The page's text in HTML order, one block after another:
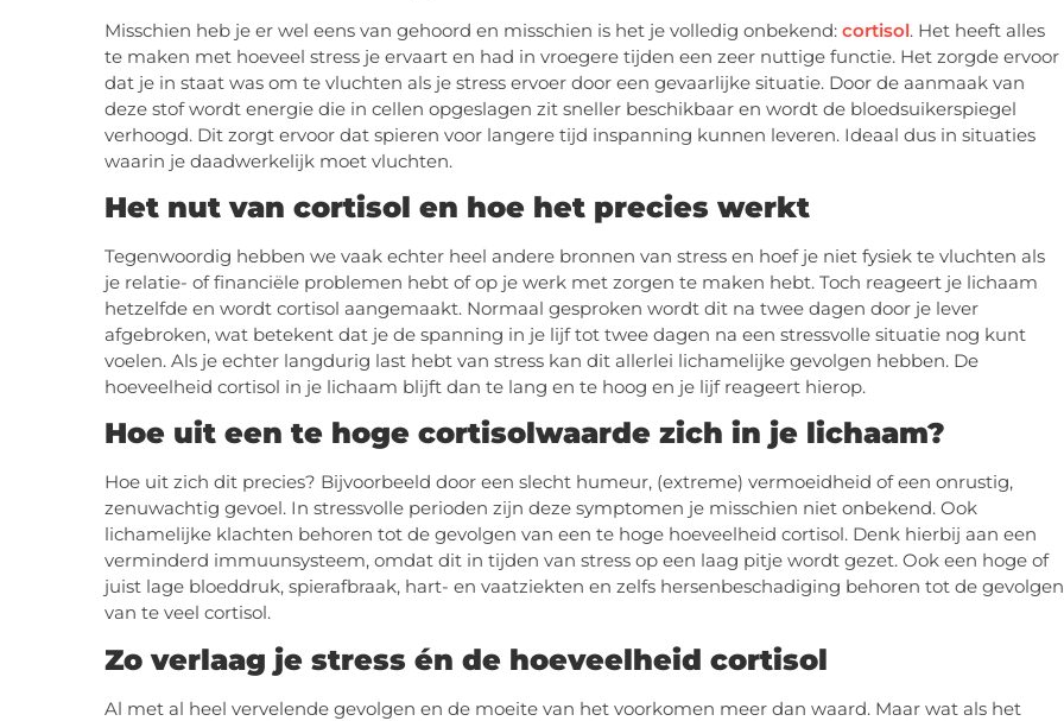
Misschien heb je er wel eens van gehoord en misschien is het je volledig onbekend: cortisol. Het heeft alles
te maken met hoeveel stress je ervaart en had in vroegere tijden een zeer nuttige functie. Het zorgde ervoor
dat je in staat was om te vluchten als je stress ervoer door een gevaarlijke situatie. Door de aanmaak van
deze stof wordt energie die in cellen opgeslagen zit sneller beschikbaar en wordt de bloedsuikerspiegel
verhoogd. Dit zorgt ervoor dat spieren voor langere tijd inspanning kunnen leveren. Ideaal dus in situaties
waarin je daadwerkelijk moet vluchten.
Het nut van cortisol en hoe het precies werkt
Tegenwoordig hebben we vaak echter heel andere bronnen van stress en hoef je niet fysiek te vluchten als
je relatie- of financiële problemen hebt of op je werk met zorgen te maken hebt. Toch reageert je lichaam
hetzelfde en wordt cortisol aangemaakt. Normaal gesproken wordt dit na twee dagen door je lever
afgebroken, wat betekent dat je de spanning in je lijf tot twee dagen na een stressvolle situatie nog kunt
voelen. Als je echter langdurig last hebt van stress kan dit allerlei lichamelijke gevolgen hebben. De
hoeveelheid cortisol in je lichaam blijft dan te lang en te hoog en je lijf reageert hierop.
Hoe uit een te hoge cortisolwaarde zich in je lichaam?
Hoe uit zich dit precies? Bijvoorbeeld door een slecht humeur, (extreme) vermoeidheid of een onrustig,
zenuwachtig gevoel. In stressvolle perioden zijn deze symptomen je misschien niet onbekend. Ook
lichamelijke klachten behoren tot de gevolgen van een te hoge hoeveelheid cortisol. Denk hierbij aan een
verminderd immuunsysteem, omdat dit in tijden van stress op een laag pitje wordt gezet. Ook een hoge of
juist lage bloeddruk, spierafbraak, hart- en vaatziekten en zelfs hersenbeschadiging behoren tot de gevolgen
van te veel cortisol.
Zo verlaag je stress én de hoeveelheid cortisol
Al met al heel vervelende gevolgen en de moeite van het voorkomen meer dan waard. Maar wat als het